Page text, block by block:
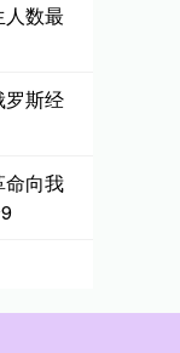
人数最
罗斯经
命向我